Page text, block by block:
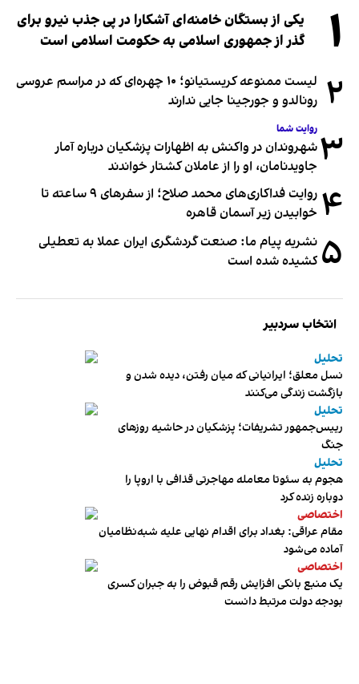
۱
یکی از بستگان خامنه‌ای آشکارا در پی جذب نیرو برای
گذر از جمهوری اسلامی به حکومت اسلامی است
۲
لیست ممنوعه کریستیانو؛ ۱۰ چهره‌ای که در مراسم عروسی
رونالدو و جورجینا جایی ندارند
۳ روایت شما
شهروندان در واکنش به اظهارات پزشکیان درباره آمار
جاویدنامان، او را از عاملان کشتار خواندند
۴
روایت فداکاری‌های محمد صلاح؛ از سفرهای ۹ ساعته تا
خوابیدن زیر آسمان قاهره
۵ نشریه پیام ما: صنعت گردشگری ایران عملا به تعطیلی
کشیده شده است
انتخاب سردبیر
تحلیل
نسل معلق؛ ایرانیانی که میان رفتن، دیده شدن و
بازگشت زندگی می‌کنند
تحلیل
رییس‌جمهور تشریفات؛ پزشکیان در حاشیه روزهای
جنگ
تحلیل
هجوم به سئوتا معامله مهاجرتی قذافی با اروپا را
دوباره زنده کرد
اختصاصی
مقام عراقی: بغداد برای اقدام نهایی علیه شبه‌نظامیان
آماده می‌شود
اختصاصی
یک منبع بانکی افزایش رقم قبوض را به جبران کسری
بودجه دولت مرتبط دانست